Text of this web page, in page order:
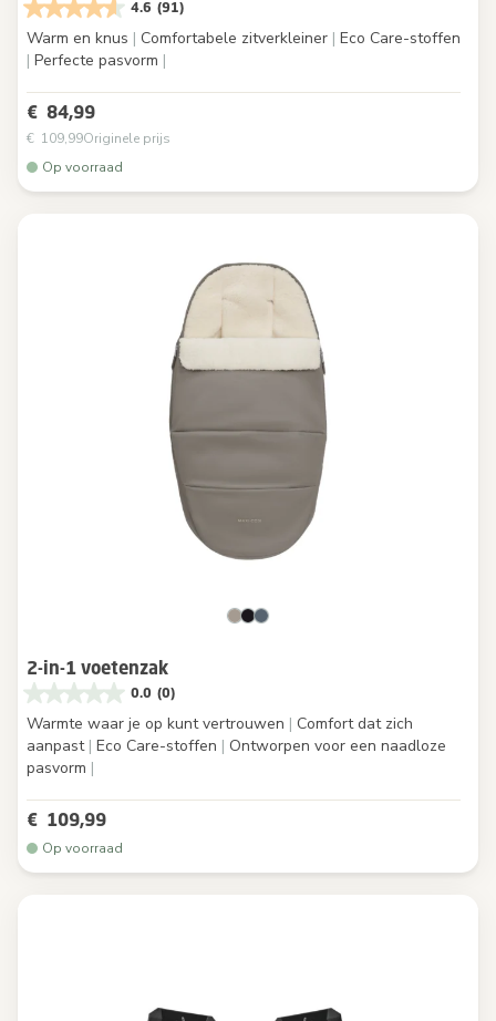
4.6 (91)
Warm en knus | Comfortabele zitverkleiner | Eco Care-stoffen
| Perfecte pasvorm |
€ 84,99
€ 109,99Originele prijs
Op voorraad
2-in-1 voetenzak
0.0 (0)
Warmte waar je op kunt vertrouwen | Comfort dat zich
aanpast | Eco Care-stoffen | Ontworpen voor een naadloze
pasvorm |
€ 109,99
Op voorraad